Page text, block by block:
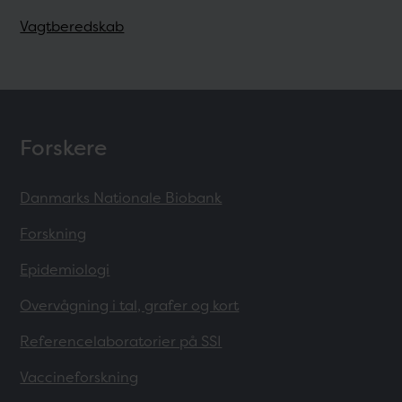
Vagtberedskab
Forskere
Danmarks Nationale Biobank
Forskning
Epidemiologi
Overvågning i tal, grafer og kort
Referencelaboratorier på SSI
Vaccineforskning